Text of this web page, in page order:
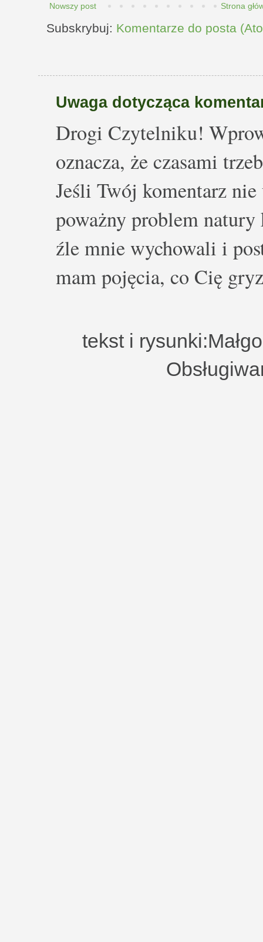
Nowszy post Strona
Subskrybuj: Komentarze do posta
Uwaga dotycząca
Drogi Czytelniku!
oznacza, że czasami
Jeśli Twój komentarz nie
poważny problem
źle mnie wychowali i
mam pojęcia, co Cię
tekst i